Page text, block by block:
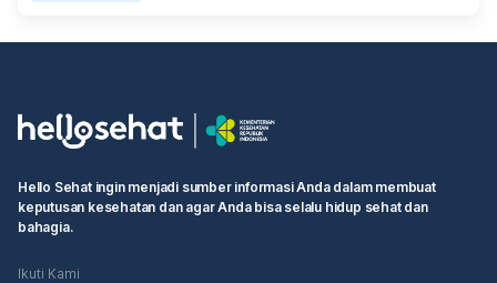
Hello Sehat ingin menjadi sumber informasi Anda dalam membuat
keputusan kesehatan dan agar Anda bisa selalu hidup sehat dan
bahagia.
Ikuti Kami